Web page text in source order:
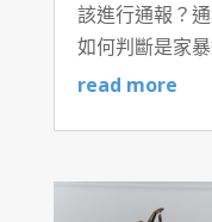
該進行通報？
如何判斷是家
read more